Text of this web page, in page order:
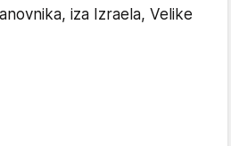
iza Izraela, Velike